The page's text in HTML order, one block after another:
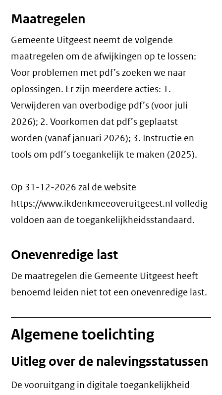
Maatregelen
Gemeente Uitgeest neemt de volgende
maatregelen om de afwijkingen op te lossen:
Voor problemen met pdf’s zoeken we naar
oplossingen. Er zijn meerdere acties: 1.
Verwijderen van overbodige pdf’s (voor juli
2026); 2. Voorkomen dat pdf’s geplaatst
worden (vanaf januari 2026); 3. Instructie en
tools om pdf’s toegankelijk te maken (2025).
Op 31-12-2026 zal de website
https://www.ikdenkmeeoveruitgeest.nl volledig
voldoen aan de toegankelijkheidsstandaard.
Onevenredige last
De maatregelen die Gemeente Uitgeest heeft
benoemd leiden niet tot een onevenredige last.
Algemene toelichting
Uitleg over de nalevingsstatussen
De vooruitgang in digitale toegankelijkheid